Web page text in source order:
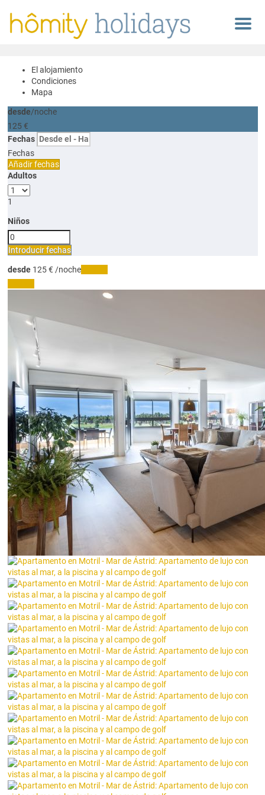
Menu
El alojamiento
Condiciones
Mapa
desde/noche
125€
Fechas
Fechas
Añadir fechas
Adultos
1
Niños
Introducir fechas
desde125€ /nocheFechas